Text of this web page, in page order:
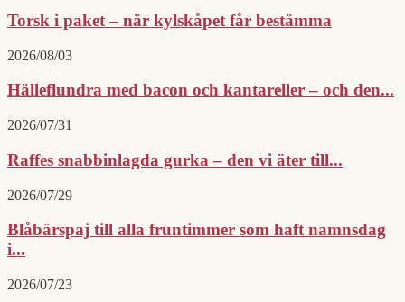
Torsk i paket – när kylskåpet får bestämma
2026/08/03
Hälleflundra med bacon och kantareller – och den...
2026/07/31
Raffes snabbinlagda gurka – den vi äter till...
2026/07/29
Blåbärspaj till alla fruntimmer som haft namnsdag
i...
2026/07/23